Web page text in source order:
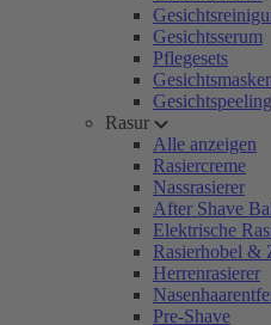
Gesichtsserum
Pflegesets
Gesichtspeeling
Rasur
Alle anzeigen
Rasiercreme
Nassrasierer
After Shave
Elektrische
Rasierhobel &
Herrenrasierer
Pre-Shave